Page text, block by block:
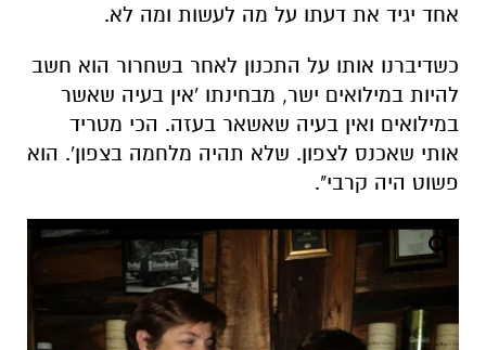
אחד יגיד את דעתו על מה לעשות ומה לא.
כשדיברנו אותו על התכנון לאחר בשחרור הוא חשב
להיות במילואים ישר, מבחינתו 'אין בעיה שאשר
במילואים ואין בעיה שאשאר בעזה. הכי מטריד
אותי שאכנס לצפון. שלא תהיה מלחמה בצפון'. הוא
פשוט היה קרבי".